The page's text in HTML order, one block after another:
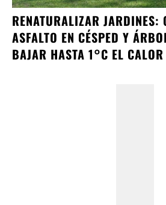
RENATURALIZAR JARDINES:
ASFALTO EN CÉSPED Y
BAJAR HASTA 1°C EL CALOR